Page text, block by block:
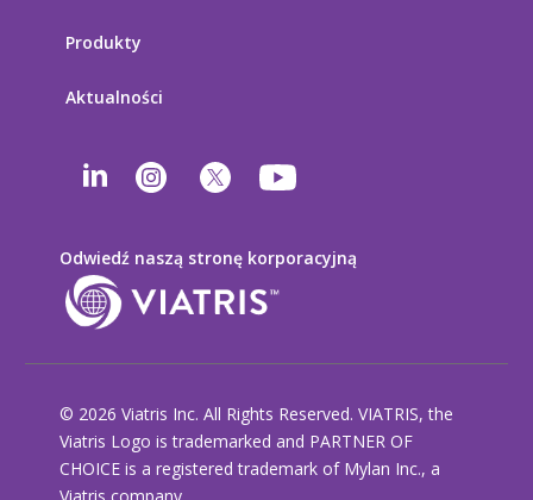
Produkty
Aktualności
Odwiedź naszą stronę korporacyjną
© 2026 Viatris Inc. All Rights Reserved. VIATRIS, the
Viatris Logo is trademarked and PARTNER OF
CHOICE is a registered trademark of Mylan Inc., a